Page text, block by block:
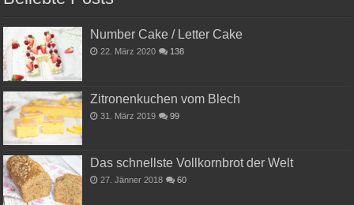
Number Cake / Letter Cake
22. März 2020 138
Zitronenkuchen vom Blech
31. März 2019 99
Das schnellste Vollkornbrot der Welt
27. Jänner 2018 60